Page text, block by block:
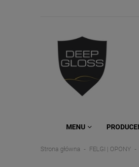
MENU
Strona główna FELGI | OPONY